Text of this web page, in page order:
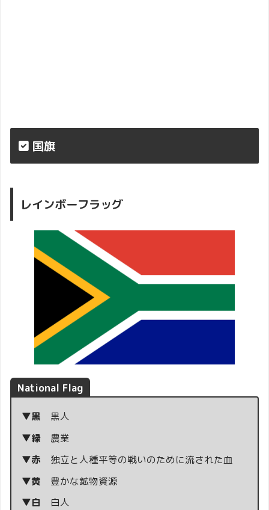
国旗
レインボーフラッグ
National Flag
▼黒 黒人
▼緑 農業
▼赤 独立と人種平等の戦いのために流された血
▼黄 豊かな鉱物資源
▼白 白人